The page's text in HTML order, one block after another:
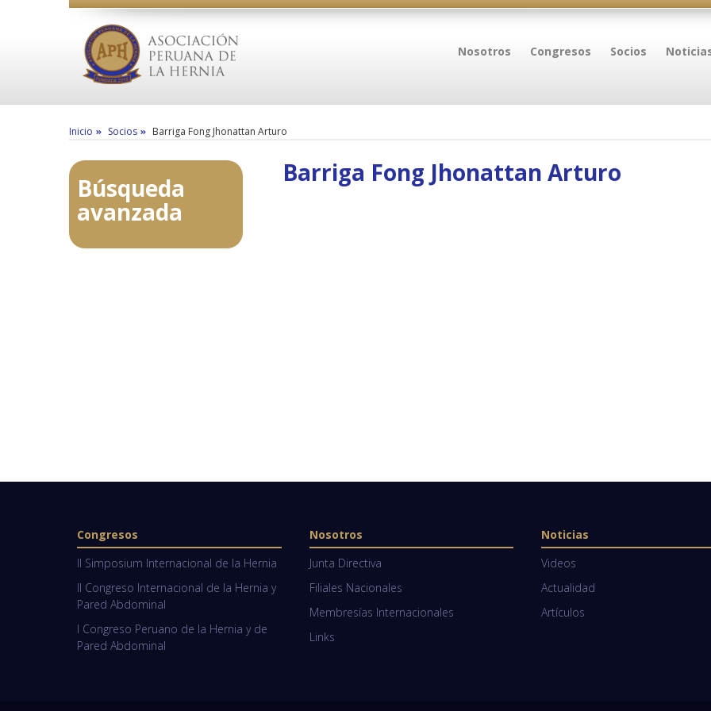
Nosotros Congresos Socios
Inicio Socios Barriga Fong Jhonattan Arturo
Búsqueda
avanzada
Barriga Fong Jhonattan Arturo
Congresos
II Simposium Internacional de la Hernia
II Congreso Internacional de la Hernia y
Pared Abdominal
I Congreso Peruano de la Hernia y de
Pared Abdominal
Nosotros
Junta Directiva
Filiales Nacionales
Membresías Internacionales
Links
Noticias
Videos
Actualidad
Artículos